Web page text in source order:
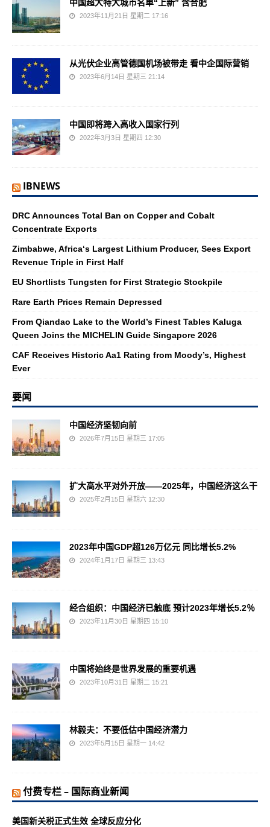
中国超大特大城市名单“上新” 含合肥
2023年11月21日 星期二 17:16
从光伏企业高管德国机场被带走 看中企国际营销
2023年6月14日 星期三 21:14
中国即将跨入高收入国家行列
2022年3月3日 星期四 12:30
IBNEWS
DRC Announces Total Ban on Copper and Cobalt
Concentrate Exports
Zimbabwe, Africa‘s Largest Lithium Producer, Sees Export
Revenue Triple in First Half
EU Shortlists Tungsten for First Strategic Stockpile
Rare Earth Prices Remain Depressed
From Qiandao Lake to the World’s Finest Tables Kaluga
Queen Joins the MICHELIN Guide Singapore 2026
CAF Receives Historic Aa1 Rating from Moody’s, Highest
Ever
要闻
中国经济坚韧向前
2026年7月15日 星期三 17:05
扩大高水平对外开放——2025年，中国经济这么干
2025年2月15日 星期六 12:30
2023年中国GDP超126万亿元 同比增长5.2%
2024年1月17日 星期三 13:43
经合组织：中国经济已触底 预计2023年增长5.2％
2023年11月30日 星期四 15:10
中国将始终是世界发展的重要机遇
2023年10月31日 星期二 15:21
林毅夫：不要低估中国经济潜力
2023年5月15日 星期一 14:42
付费专栏 – 国际商业新闻
美国新关税正式生效 全球反应分化